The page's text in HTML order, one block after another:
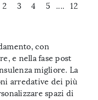
2 3 4 5 .... 12
con
e nella fase post
migliore. La
arredative dei più
spazi di